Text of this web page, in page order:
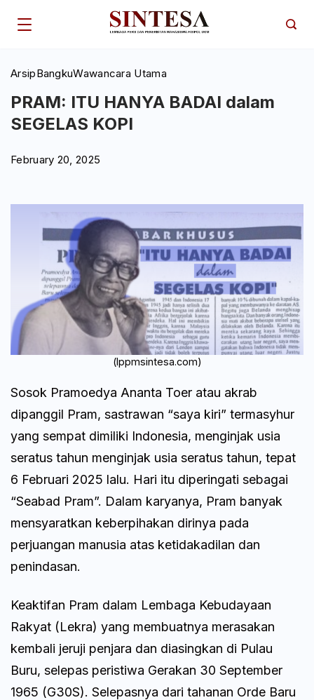
ArsipBangkuWawancara Utama
PRAM: ITU HANYA BADAI dalam
SEGELAS KOPI
February 20, 2025
(lppmsintesa.com)
Sosok Pramoedya Ananta Toer atau akrab
dipanggil Pram, sastrawan “saya kiri” termasyhur
yang sempat dimiliki Indonesia, menginjak usia
seratus tahun menginjak usia seratus tahun, tepat
6 Februari 2025 lalu. Hari itu diperingati sebagai
“Seabad Pram”. Dalam karyanya, Pram banyak
mensyaratkan keberpihakan dirinya pada
perjuangan manusia atas ketidakadilan dan
penindasan.
Keaktifan Pram dalam Lembaga Kebudayaan
Rakyat (Lekra) yang membuatnya merasakan
kembali jeruji penjara dan diasingkan di Pulau
Buru, selepas peristiwa Gerakan 30 September
1965 (G30S). Selepasnya dari tahanan Orde Baru